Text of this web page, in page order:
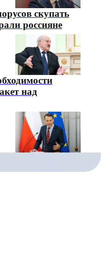
скупать
россияне
над